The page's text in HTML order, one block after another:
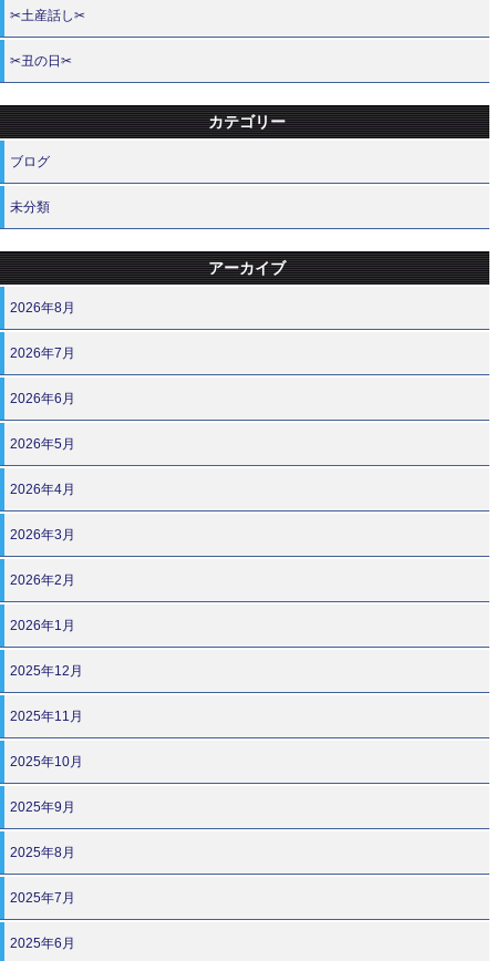
✂土産話し✂
✂丑の日✂
カテゴリー
ブログ
未分類
アーカイブ
2026年8月
2026年7月
2026年6月
2026年5月
2026年4月
2026年3月
2026年2月
2026年1月
2025年12月
2025年11月
2025年10月
2025年9月
2025年8月
2025年7月
2025年6月